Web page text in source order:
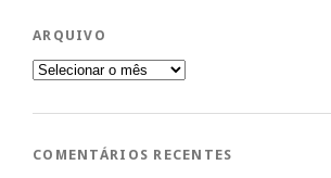
ARQUIVO
Arquivo
COMENTÁRIOS RECENTES